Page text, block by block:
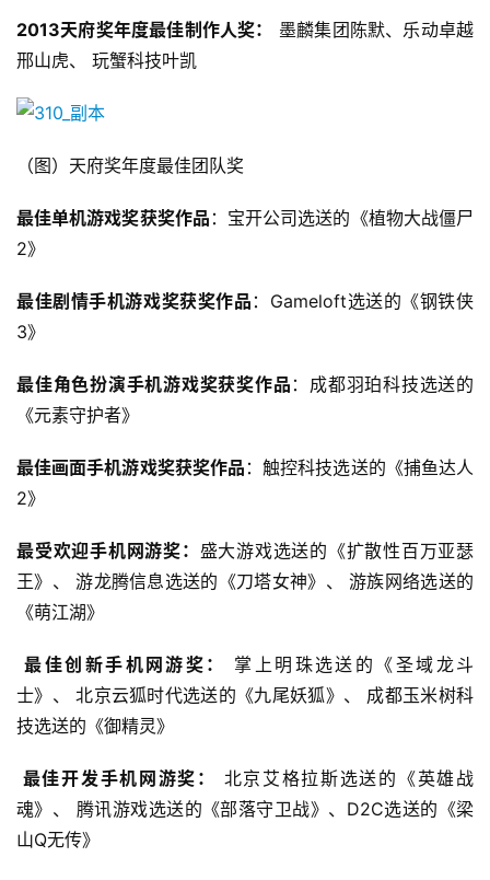
机
游
戏
闲
戏
0
2
第
十
届
茶
奖
月
3
游
2013天府奖年度最佳制作人奖：
墨麟集团陈默、乐动卓越
邢山虎、 玩蟹科技叶凯
（图）天府奖年度最佳团队奖
最佳单机游戏奖获奖作品 ：宝开公司选送的《植物大战僵尸
2》
最佳剧情手机游戏奖获奖作品 ：Gameloft选送的《钢铁侠
3》
最佳角色扮演手机游戏奖获奖作品 ：成都羽珀科技选送的
《元素守护者》
最佳画面手机游戏奖获奖作品 ：触控科技选送的《捕鱼达人
2》
最受欢迎手机网游奖： 盛大游戏选送的《扩散性百万亚瑟
王》、 游龙腾信息选送的《刀塔女神》、 游族网络选送的
《萌江湖》
最佳创新手机网游奖：
掌上明珠选送的《圣域龙斗
士》、 北京云狐时代选送的《九尾妖狐》、 成都玉米树科
技选送的《御精灵》
最佳开发手机网游奖：
北京艾格拉斯选送的《英雄战
魂》、 腾讯游戏选送的《部落守卫战》、D2C选送的《梁
山Q无传》